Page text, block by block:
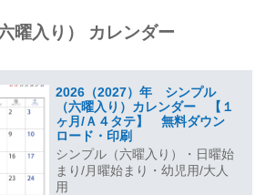
曜入り） カレンダー
2026（2027）年 シンプル
（六曜入り）カレンダー 【１
ヶ月/Ａ４タテ】 無料ダウン
ロード・印刷
シンプル（六曜入り）・日曜始
まり/月曜始まり・幼児用/大人
用